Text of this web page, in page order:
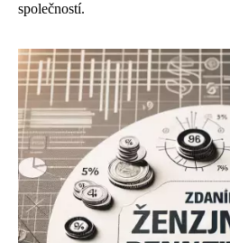
společností.